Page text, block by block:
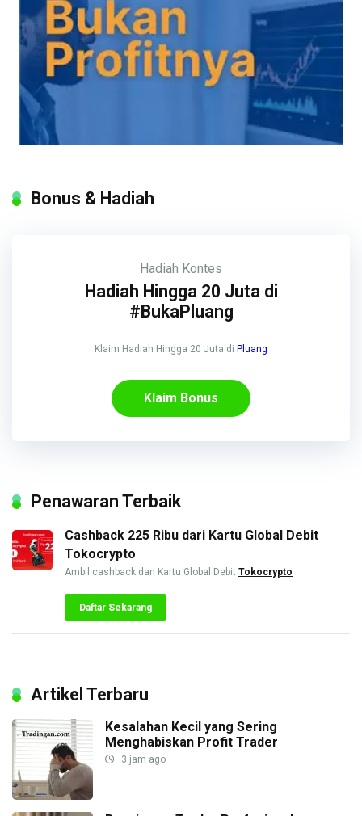
Bonus & Hadiah
Hadiah Kontes
Hadiah Hingga 20 Juta di
#BukaPluang
Klaim Hadiah Hingga 20 Juta di Pluang
Klaim Bonus
Penawaran Terbaik
Cashback 225 Ribu dari Kartu Global Debit
Tokocrypto
Ambil cashback dan Kartu Global Debit Tokocrypto
Daftar Sekarang
Artikel Terbaru
Kesalahan Kecil yang Sering
Menghabiskan Profit Trader
3 jam ago